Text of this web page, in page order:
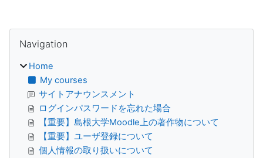
Blocks
Navigation
Home
My courses
サイトアナウンスメント
ログインパスワードを忘れた場合
【重要】島根大学Moodle上の著作物について
【重要】ユーザ登録について
個人情報の取り扱いについて